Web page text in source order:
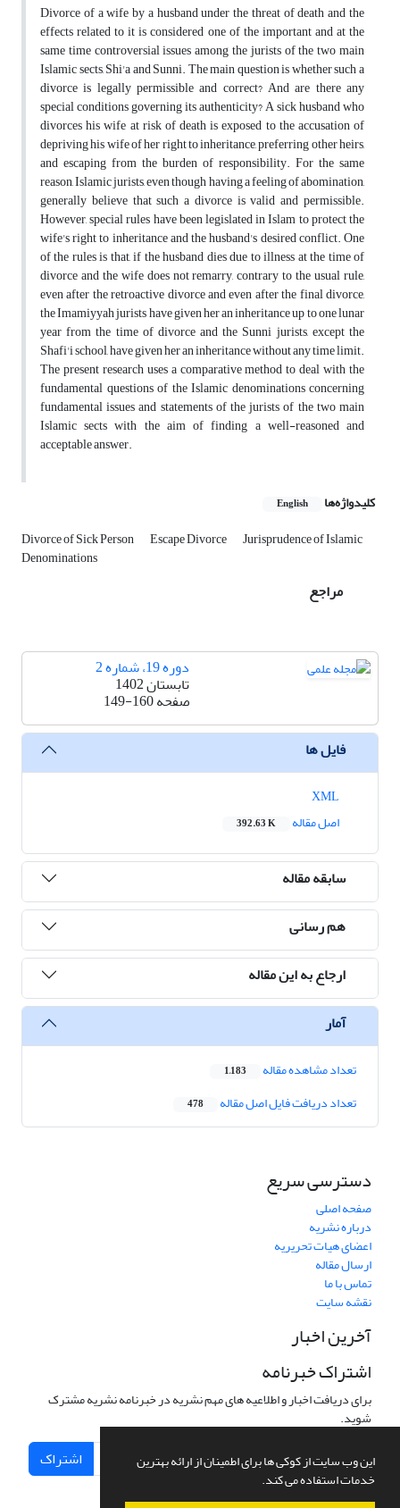
این وب سایت از کوکی ها برای اطمینان از ارائه بهترین
خدمات استفاده می کند.
Divorce of a wife by a husband under the threat of death and the
effects related to it is considered one of the important and at the
same time controversial issues among the jurists of the two main
Islamic sects, Shi'a and Sunni. The main question is whether such a
divorce is legally permissible and correct? And are there any
special conditions governing its authenticity? A sick husband who
divorces his wife at risk of death is exposed to the accusation of
depriving his wife of her right to inheritance, preferring other heirs,
and escaping from the burden of responsibility. For the same
reason, Islamic jurists, even though having a feeling of abomination,
generally believe that such a divorce is valid and permissible.
However, special rules have been legislated in Islam to protect the
wife's right to inheritance and the husband's desired conflict. One
of the rules is that, if the husband dies due to illness at the time of
divorce and the wife does not remarry, contrary to the usual rule,
even after the retroactive divorce and even after the final divorce,
the Imamiyyah jurists have given her an inheritance up to one lunar
year from the time of divorce and the Sunni jurists, except the
Shafi'i school, have given her an inheritance without any time limit.
The present research uses a comparative method to deal with the
fundamental questions of the Islamic denominations concerning
fundamental issues and statements of the jurists of the two main
Islamic sects with the aim of finding a well-reasoned and
acceptable answer.
کلیدواژه‌ها English
Divorce of Sick Person Escape Divorce Jurisprudence of Islamic
Denominations
مراجع
دوره 19، شماره 2
تابستان 1402
صفحه149-160
فایل ها
اصل مقاله
392.63 K
سابقه مقاله
هم رسانی
ارجاع به این مقاله
آمار
تعداد مشاهده مقاله 1,183
تعداد دریافت فایل اصل مقاله 478
دسترسی سریع
صفحه اصلی
درباره نشریه
اعضای هیات تحریریه
ارسال مقاله
تماس با ما
نقشه سایت
آخرین اخبار
اشتراک خبرنامه
برای دریافت اخبار و اطلاعیه های مهم نشریه در خبرنامه نشریه مشترک
شوید.
اشتراک